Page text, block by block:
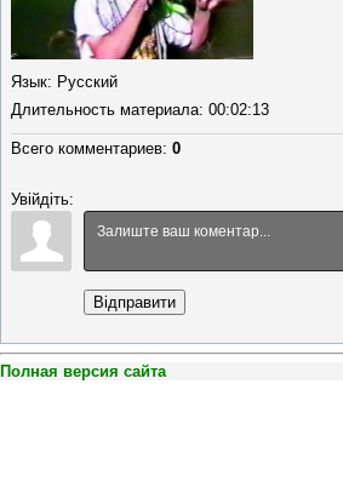
Язык: Русский
Длительность материала: 00:02:13
Всего комментариев: 0
Увійдіть:
Відправити
Полная версия сайта